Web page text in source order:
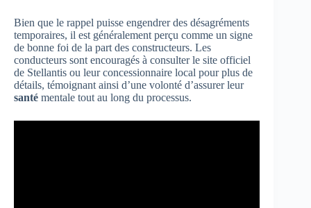
Bien que le rappel puisse engendrer des désagréments
temporaires, il est généralement perçu comme un signe
de bonne foi de la part des constructeurs. Les
conducteurs sont encouragés à consulter le site officiel
de Stellantis ou leur concessionnaire local pour plus de
détails, témoignant ainsi d’une volonté d’assurer leur
santé mentale tout au long du processus.